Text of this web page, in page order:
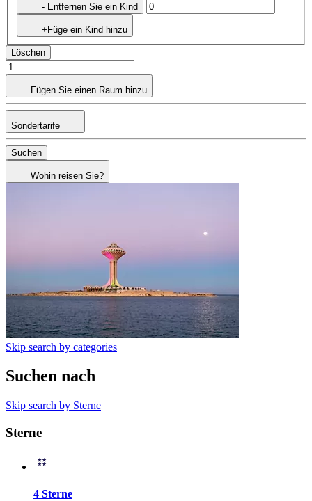
- Entfernen Sie ein Kind
+Füge ein Kind hinzu
Löschen
Fügen Sie einen Raum hinzu
Sondertarife
Suchen
Wohin reisen Sie?
Skip search by categories
Suchen nach
Skip search by Sterne
Sterne
4 Sterne